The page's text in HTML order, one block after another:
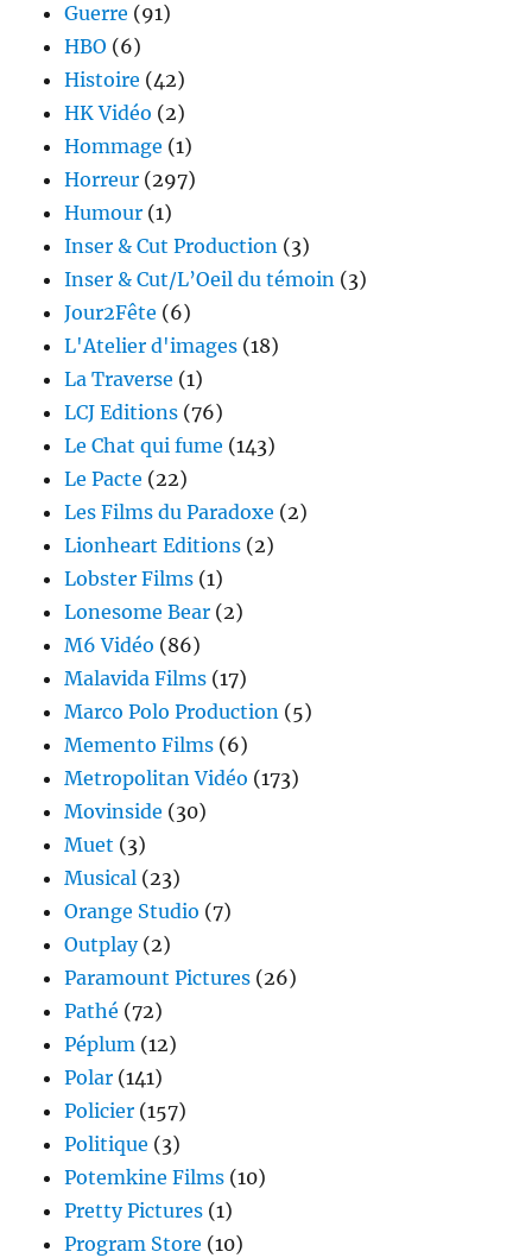
Guerre (91)
HBO (6)
Histoire (42)
HK Vidéo (2)
Hommage (1)
Horreur (297)
Humour (1)
Inser & Cut Production (3)
Inser & Cut/L’Oeil du témoin (3)
Jour2Fête (6)
L'Atelier d'images (18)
La Traverse (1)
LCJ Editions (76)
Le Chat qui fume (143)
Le Pacte (22)
Les Films du Paradoxe (2)
Lionheart Editions (2)
Lobster Films (1)
Lonesome Bear (2)
M6 Vidéo (86)
Malavida Films (17)
Marco Polo Production (5)
Memento Films (6)
Metropolitan Vidéo (173)
Movinside (30)
Muet (3)
Musical (23)
Orange Studio (7)
Outplay(2)
Paramount Pictures (26)
Pathé (72)
Péplum (12)
Polar (141)
Policier (157)
Politique (3)
Potemkine Films (10)
Pretty Pictures (1)
Program Store (10)